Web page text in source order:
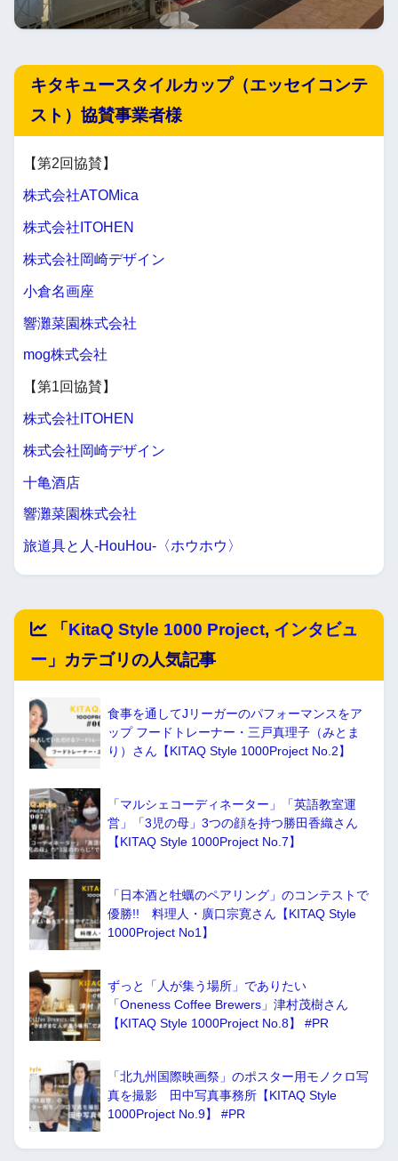
キタキュースタイルカップ（エッセイコンテ
スト）協賛事業者様
【第2回協賛】
株式会社ATOMica
株式会社ITOHEN
株式会社岡崎デザイン
小倉名画座
響灘菜園株式会社
mog株式会社
【第1回協賛】
株式会社ITOHEN
株式会社岡崎デザイン
十亀酒店
響灘菜園株式会社
旅道具と人-HouHou-〈ホウホウ〉
「 KitaQ Style 1000 Project, インタビュ
ー 」カテゴリの人気記事
食事を通してJリーガーのパフォーマンスをア
ップ フードトレーナー・三戸真理子（みとま
り）さん【KITAQ Style 1000Project No.2】
「マルシェコーディネーター」「英語教室運
営」「3児の母」3つの顔を持つ勝田香織さん
【KITAQ Style 1000Project No.7】
「日本酒と牡蠣のペアリング」のコンテストで
優勝!! 料理人・廣口宗寛さん【KITAQ Style
1000Project No1】
ずっと「人が集う場所」でありたい
「Oneness Coffee Brewers」津村茂樹さん
【KITAQ Style 1000Project No.8】 #PR
「北九州国際映画祭」のポスター用モノクロ写
真を撮影 田中写真事務所【KITAQ Style
1000Project No.9】 #PR